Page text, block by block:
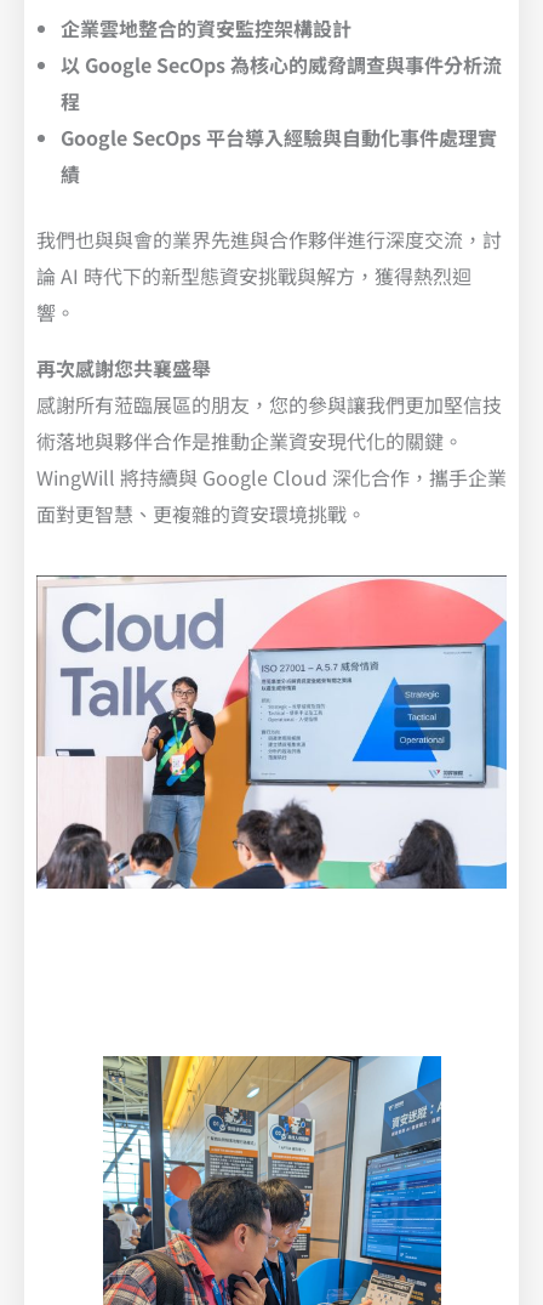
企業雲地整合的資安監控架構設計
以 Google SecOps 為核心的威脅調查與事件分析流
程
Google SecOps 平台導入經驗與自動化事件處理實
績
我們也與與會的業界先進與合作夥伴進行深度交流，討
論 AI 時代下的新型態資安挑戰與解方，獲得熱烈迴
響。
再次感謝您共襄盛舉
感謝所有蒞臨展區的朋友，您的參與讓我們更加堅信技
術落地與夥伴合作是推動企業資安現代化的關鍵。
WingWill 將持續與 Google Cloud 深化合作，攜手企業
面對更智慧、更複雜的資安環境挑戰。